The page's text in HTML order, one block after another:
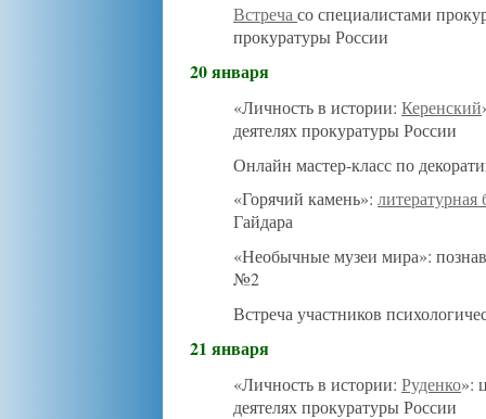
Встреча со специалистами
прокуратуры России
20 января
«Личность в истории: Керенский
деятелях прокуратуры России
Онлайн мастер-класс по
«Горячий камень»: литературная
Гайдара
«Необычные музеи мира»:
№2
Встреча участников
21 января
«Личность в истории: Руденко»:
деятелях прокуратуры России